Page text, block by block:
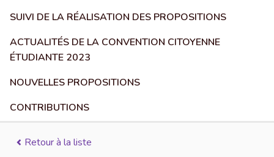
SUIVI DE LA RÉALISATION DES PROPOSITIONS
ACTUALITÉS DE LA CONVENTION CITOYENNE
ÉTUDIANTE 2023
NOUVELLES PROPOSITIONS
CONTRIBUTIONS
Retour à la liste